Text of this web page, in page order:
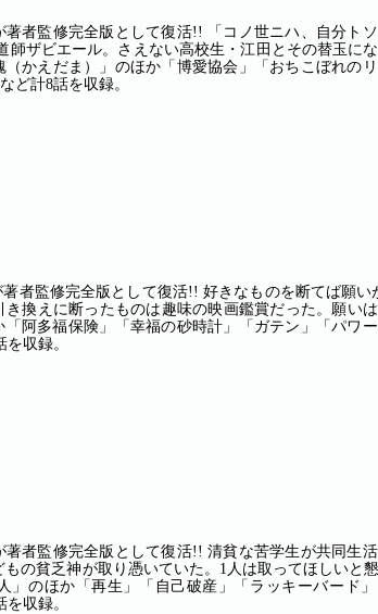
者監修完全版として復活!! 「コノ世ニハ、自分ト
ザビエール。さえない高校生・江田とその替玉にな
かえだま）」のほか「博愛協会」「おちこぼれのリ
ど計8話を収録。
者監修完全版として復活!! 好きなものを断てば願い
換えに断ったものは趣味の映画鑑賞だった。願い
阿多福保険」「幸福の砂時計」「ガテン」「パワ
収録。
者監修完全版として復活!! 清貧な苦学生が共同生
の貧乏神が取り憑いていた。1人は取ってほしいと
のほか「再生」「自己破産」「ラッキーバード
収録。